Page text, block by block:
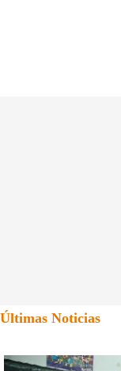
Últimas Noticias